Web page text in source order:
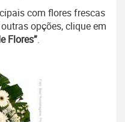
com flores frescas
opções, clique em
Flores”.